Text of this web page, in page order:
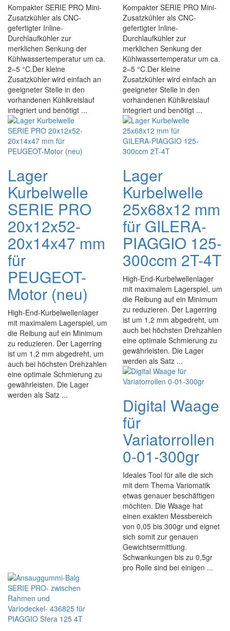
Kompakter SERIE PRO Mini-
Zusatzkühler als CNC-
gefertigter Inline-
Durchlaufkühler zur
merklichen Senkung der
Kühlwassertemperatur um ca.
2–5 °C.Der kleine
Zusatzkühler wird einfach an
geeigneter Stelle in den
vorhandenen Kühlkreislauf
integriert und benötigt ...
Kompakter SERIE PRO Mini-
Zusatzkühler als CNC-
gefertigter Inline-
Durchlaufkühler zur
merklichen Senkung der
Kühlwassertemperatur um ca.
2–5 °C.Der kleine
Zusatzkühler wird einfach an
geeigneter Stelle in den
vorhandenen Kühlkreislauf
integriert und benötigt ...
Lager
Kurbelwelle
SERIE PRO
20x12x52-
20x14x47 mm
für
PEUGEOT-
Motor (neu)
High-End-Kurbelwellenlager
mit maximalem Lagerspiel, um
die Reibung auf ein Minimum
zu reduzieren. Der Lagerring
ist um 1,2 mm abgedreht, um
auch bei höchsten Drehzahlen
eine optimale Schmierung zu
gewährleisten. Die Lager
werden als Satz ...
Lager
Kurbelwelle
25x68x12 mm
für GILERA-
PIAGGIO 125-
300ccm 2T-4T
High-End-Kurbelwellenlager
mit maximalem Lagerspiel, um
die Reibung auf ein Minimum
zu reduzieren. Der Lagerring
ist um 1,2 mm abgedreht, um
auch bei höchsten Drehzahlen
eine optimale Schmierung zu
gewährleisten. Die Lager
werden als Satz ...
Digital Waage
für
Variatorrollen
0-01-300gr
Ideales Tool für alle die sich
mit dem Thema Variomatik
etwas genauer beschäftigen
möchten. Die Waage hat
einen exakten Messbereich
von 0,05 bis 300gr und eignet
sich somit zur genauen
Gewichtsermittlung.
Schwankungen bis zu 0,5gr
pro Rolle sind bei einigen ...